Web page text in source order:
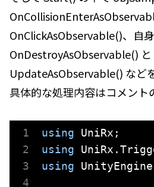
OnClickAsObservable()、自
OnDestroyAsObservable() と
UpdateAsObservable() など
具体的な処理内容はコメント
using
using
using